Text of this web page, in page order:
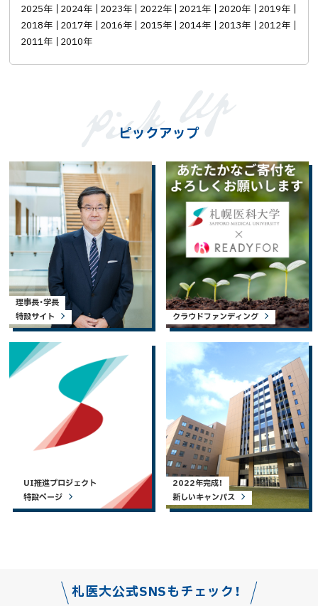
2025年
2024年 2023年 2022年 2021年 2020年
2019年
2018年
2017年 2016年 2015年 2014年 2013年
2012年
2011年
2010年
ピックアップ
理事長・学長
特設サイト
クラウドファンディング
UI推進プロジェクト
特設ページ
2022年完成！
新しいキャンパス
札医大公式SNSもチェック！